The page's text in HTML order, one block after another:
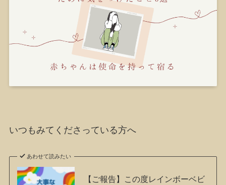
いつもみてくださっている方へ
あわせて読みたい
【ご報告】この度レインボーベビ